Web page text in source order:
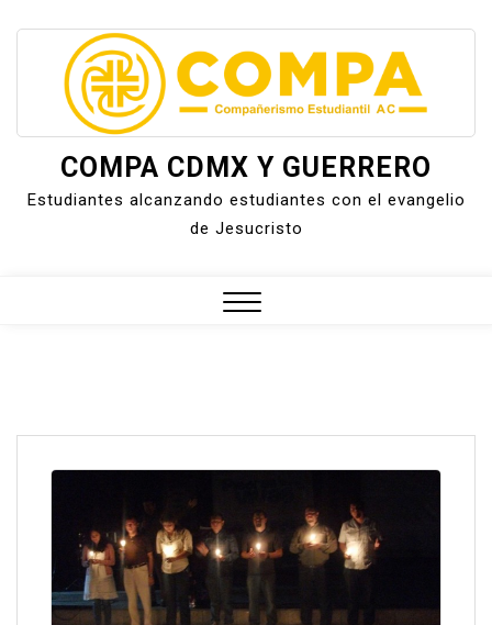
Skip
COMPA CDMX Y GUERRERO
Estudiantes alcanzando estudiantes con el evangelio
de Jesucristo